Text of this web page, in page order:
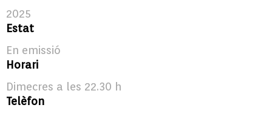
2025
Estat
En emissió
Horari
Dimecres a les 22.30 h
Telèfon